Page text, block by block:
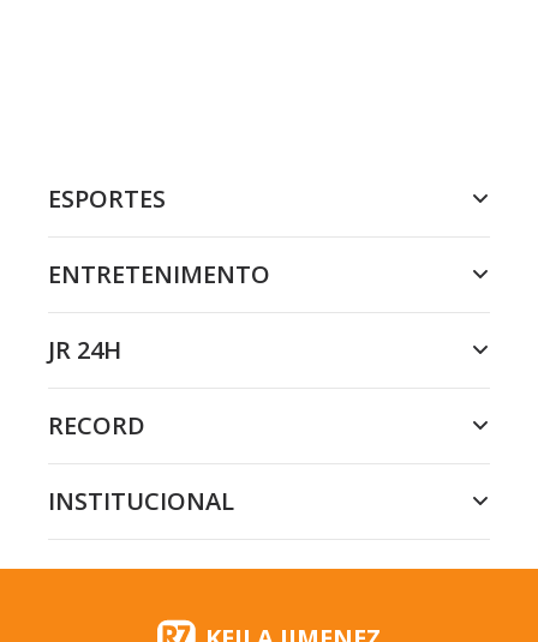
ESPORTES
ENTRETENIMENTO
JR 24H
RECORD
INSTITUCIONAL